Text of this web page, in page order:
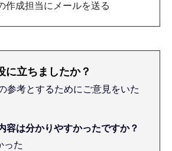
作成担当にメールを送る
に立ちましたか？
参考とするためにご意見をいた
容は分かりやすかったですか？
った